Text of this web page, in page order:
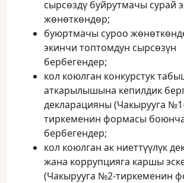
сырсөздү буйрутмачы сурай
жөнөткөндөр;
буюртмачы суроо
экинчи топтомдун сырсөзүн
бербегендер;
кол коюлган конкурстук
аткарылышына кепилдик
декларацияны (Чакырууга
тиркеменин формасы
бербегендер;
кол коюлган ак ниеттүүлүк
жана коррупцияга каршы
(Чакырууга №2-тиркеменин